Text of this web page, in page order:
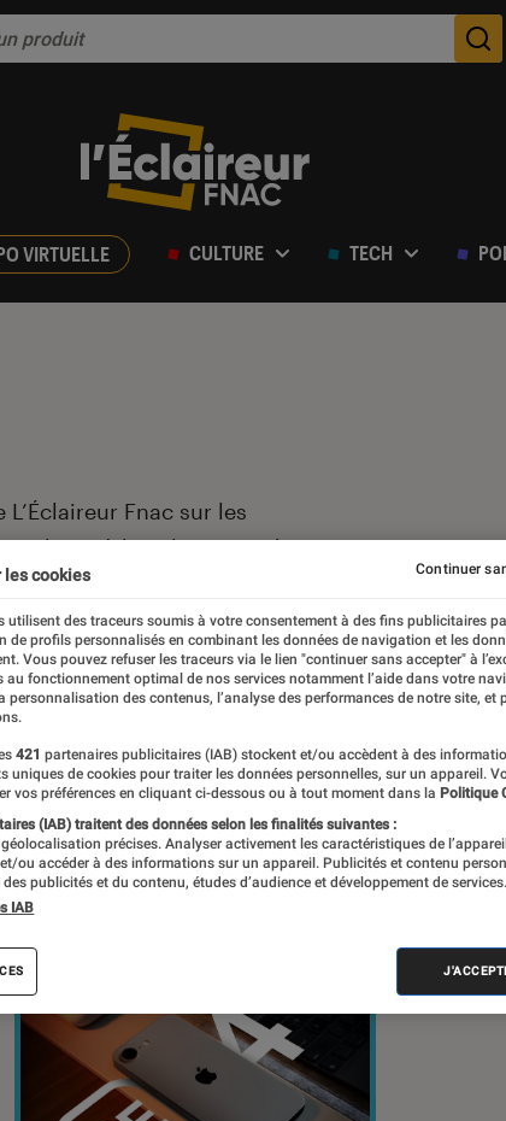
VIRTUELLE CULTURE TECH
Fnac sur les
culture, à la culture numérique et
Tests
les cookies
utilisent des traceurs soumis à votre consentement à des fins publicitaires
de profils personnalisés en combinant les données de navigation et les
Vous pouvez refuser les traceurs via le lien "continuer sans accepter" à
au fonctionnement optimal de nos services notamment l’aide dans votre
personnalisation des contenus, l’analyse des performances de notre site, et
421 partenaires publicitaires (IAB) stockent et/ou accèdent à des
uniques de cookies pour traiter les données personnelles, sur un appareil.
vos préférences en cliquant ci-dessous ou à tout moment dans la Politique
(IAB) traitent des données selon les finalités suivantes :
précises. Analyser activement les caractéristiques de
ou accéder à des informations sur un appareil. Publicités et contenu
publicités et du contenu, études d’audience et développement de services.
IAB
Continuer